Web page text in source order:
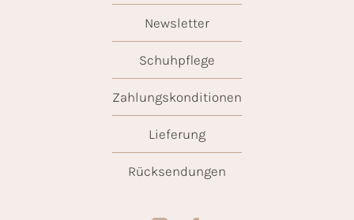
Newsletter
Schuhpflege
Zahlungskonditionen
Lieferung
Rücksendungen